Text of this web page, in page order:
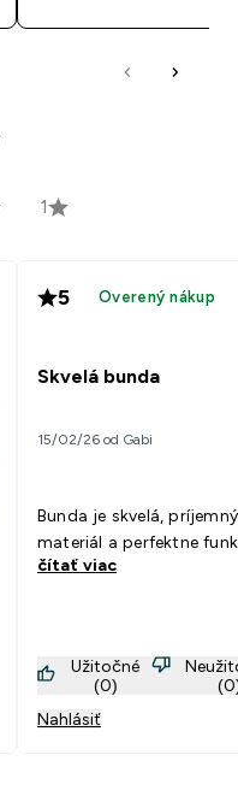
1
5 Overený nákup
Skvelá bunda
15/02/26 od Gabi
Bunda je skvelá, príjemný
materiál a perfektne
čítať viac
Užitočné
(0)
Nahlásiť